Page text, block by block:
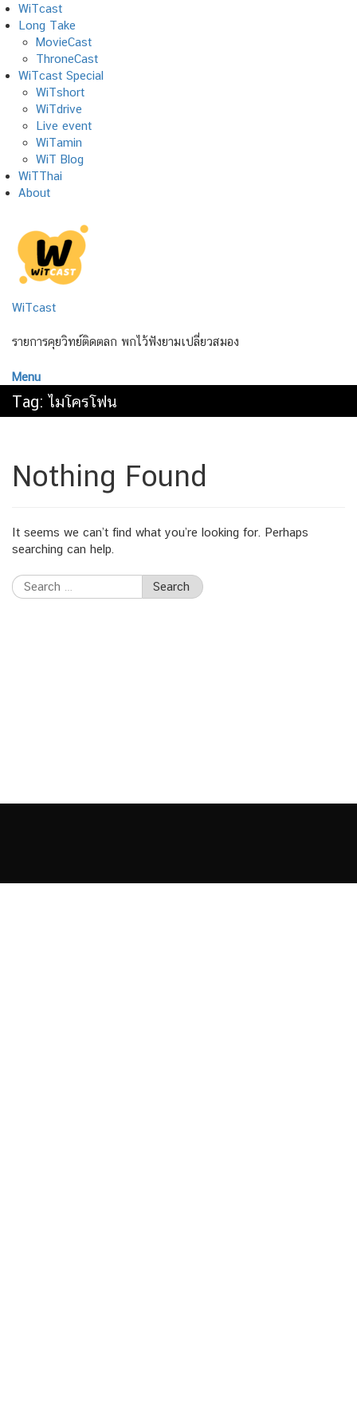
Skip
to
content
WiTcast
Long Take
MovieCast
ThroneCast
WiTcast Special
WiTshort
WiTdrive
Live event
WiTamin
WiT Blog
WiTThai
About
WiTcast
รายการคุยวิทย์ติดตลก พกไว้ฟังยามเปลี่ยวสมอง
Menu
Tag: ไมโครโฟน
Nothing Found
It seems we can’t find what you’re looking for. Perhaps
searching can help.
Search
for: